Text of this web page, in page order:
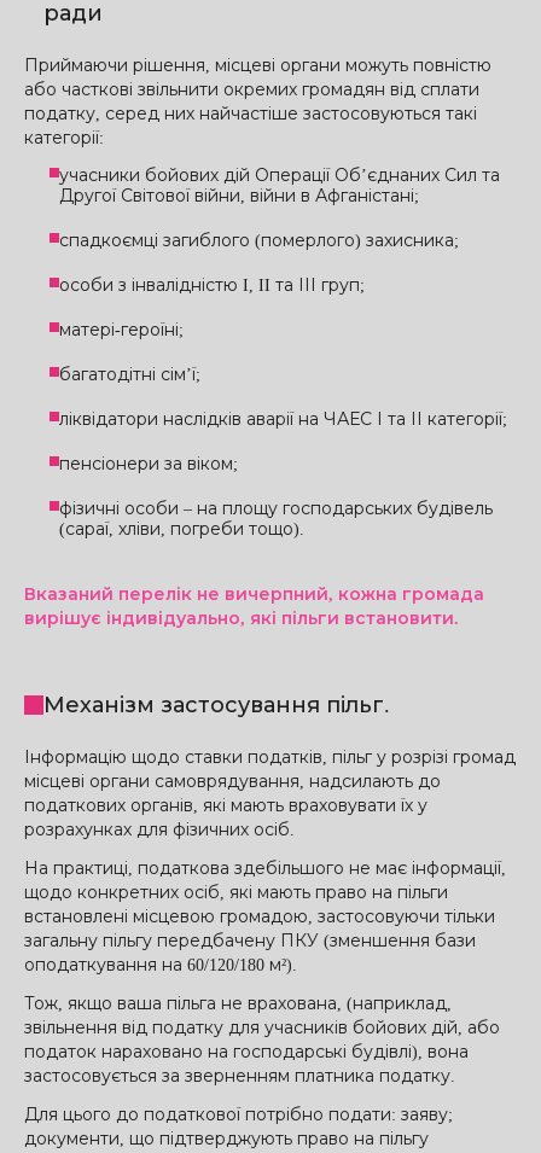
ради
Приймаючи рішення, місцеві органи можуть повністю
або часткові звільнити окремих громадян від сплати
податку, серед них найчастіше застосовуються такі
категорії:
учасники бойових дій Операції Об’єднаних Сил та
Другої Світової війни, війни в Афганістані;
спадкоємці загиблого (померлого) захисника;
особи з інвалідністю I, II та ІІІ груп;
матері-героїні;
багатодітні сім’ї;
ліквідатори наслідків аварії на ЧАЕС І та ІІ категорії;
пенсіонери за віком;
фізичні особи – на площу господарських будівель
(сараї, хліви, погреби тощо).
Вказаний перелік не вичерпний, кожна громада
вирішує індивідуально, які пільги встановити.
Механізм застосування пільг.
Інформацію щодо ставки податків, пільг у розрізі громад
місцеві органи самоврядування, надсилають до
податкових органів, які мають враховувати їх у
розрахунках для фізичних осіб.
На практиці, податкова здебільшого не має інформації,
щодо конкретних осіб, які мають право на пільги
встановлені місцевою громадою, застосовуючи тільки
загальну пільгу передбачену ПКУ (зменшення бази
оподаткування на 60/120/180 м²).
Тож, якщо ваша пільга не врахована, (наприклад,
звільнення від податку для учасників бойових дій, або
податок нараховано на господарські будівлі), вона
застосовується за зверненням платника податку.
Для цього до податкової потрібно подати: заяву;
документи, що підтверджують право на пільгу